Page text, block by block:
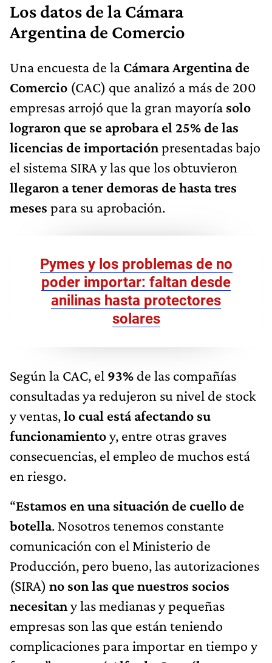
Los datos de la Cámara
Argentina de Comercio
Una encuesta de la Cámara Argentina de
Comercio (CAC) que analizó a más de 200
empresas arrojó que la gran mayoría solo
lograron que se aprobara el 25% de las
licencias de importaciónpresentadas bajo
el sistema SIRA y las que los obtuvieron
llegaron a tener demoras de hasta tres
meses para su aprobación.
Pymes y los problemas de no
poder importar: faltan desde
anilinas hasta protectores
solares
Según la CAC, el 93% de las compañías
consultadas ya redujeron su nivel de stock
y ventas,lo cual está afectando su
funcionamientoy, entre otras graves
consecuencias, el empleo de muchos está
en riesgo.
“Estamos en una situación de cuello de
botella. Nosotros tenemos constante
comunicación con el Ministerio de
Producción, pero bueno, las autorizaciones
(SIRA) no son las que nuestros socios
necesitany las medianas y pequeñas
empresas son las que están teniendo
complicaciones para importar en tiempo y